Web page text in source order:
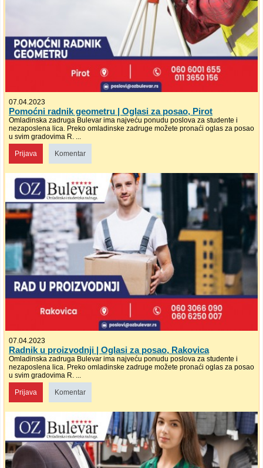
07.04.2023
Pomoćni radnik geometru | Oglasi za posao, Pirot
Omladinska zadruga Bulevar ima najveću ponudu poslova za studente i
nezaposlena lica. Preko omladinske zadruge možete pronaći oglas za posao
u svim gradovima R. ...
Prijava Komentar
07.04.2023
Radnik u proizvodnji | Oglasi za posao, Rakovica
Omladinska zadruga Bulevar ima najveću ponudu poslova za studente i
nezaposlena lica. Preko omladinske zadruge možete pronaći oglas za posao
u svim gradovima R. ...
Prijava Komentar